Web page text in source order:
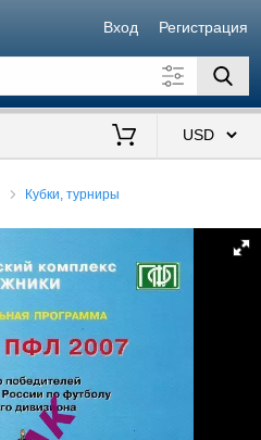
Вход Регистрация
Кубки, турниры